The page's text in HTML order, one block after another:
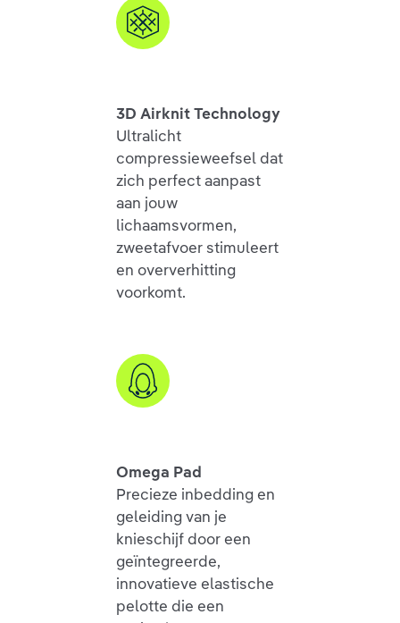
3D Airknit Technology
Ultralicht
compressieweefsel dat
zich perfect aanpast
aan jouw
lichaamsvormen,
zweetafvoer stimuleert
en oververhitting
voorkomt.
Omega Pad
Precieze inbedding en
geleiding van je
knieschijf door een
geïntegreerde,
innovatieve elastische
pelotte die een